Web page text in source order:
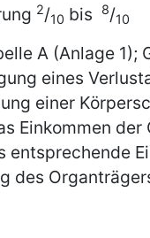
2/10 bis 8/10
A (Anlage
eines
einer
Einkommen
entsprechende
des